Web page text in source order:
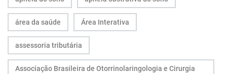
área da saúde Área Interativa
assessoria tributária
Associação Brasileira de Otorrinolaringologia e Cirurgia